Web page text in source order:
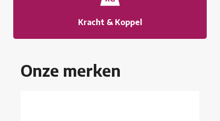
Kracht & Koppel
Onze merken